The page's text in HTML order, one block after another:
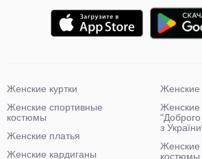
Женские куртки
Женские спортивные
костюмы
Женские платья
Женские кардиганы
Женские
Женские
з
Женские
костюмы